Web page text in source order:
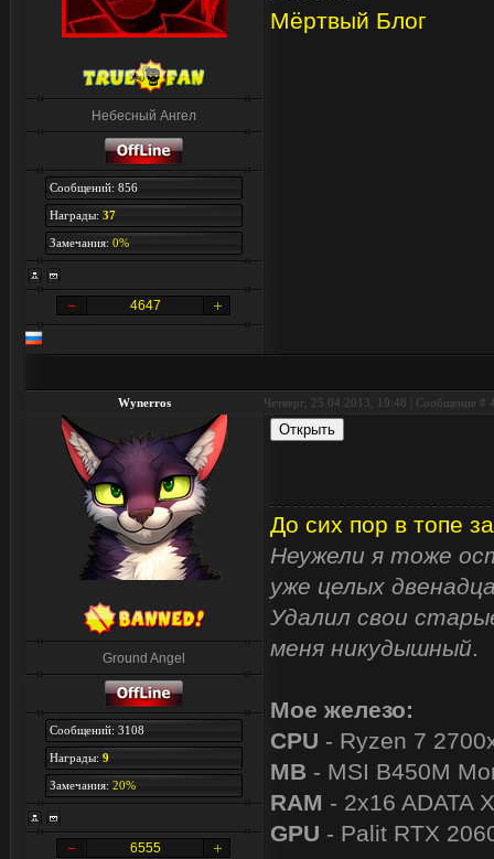
Небесный Ангел
Сообщений: 856
Награды: 37
Замечания: 0%
4647
Мёртвый Блог
Wynerros Четверг, 25.04.2013, 19:48 | Сообщение #
Ground Angel
Сообщений: 3108
Награды: 9
Замечания: 20%
6555
До сих пор в топе
Неужели я тоже
уже целых
Удалил свои
меня никудышный.
Мое железо:
CPU - Ryzen 7
MB - MSI B450M
RAM - 2x16 ADATA
GPU - Palit RTX